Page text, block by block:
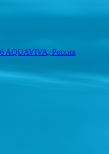
AQUAVIVA, Россия